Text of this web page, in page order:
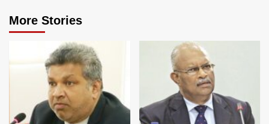
More Stories